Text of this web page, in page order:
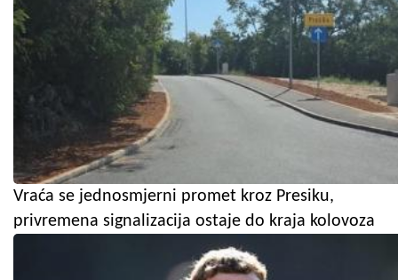
Vraća se jednosmjerni promet kroz Presiku,
privremena signalizacija ostaje do kraja kolovoza